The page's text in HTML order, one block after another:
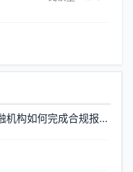
程序化报备流程是什么？金融机构如何完成合规报备